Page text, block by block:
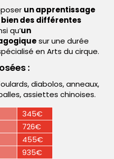
un apprentissage
des différentes
qu’un
sur une durée
en Arts du cirque.
:
diabolos, anneaux,
assiettes chinoises.
345€
726€
455€
935€